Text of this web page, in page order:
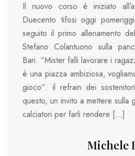
Il nuovo corso è iniziato
Duecento tifosi oggi
seguito il primo allenamento
Stefano Colantuono sulla
Bari. “Mister falli lavorare i
è una piazza ambiziosa,
gioco”: il refrain dei
questo, un invito a mettere sulla
calciatori per farli rendere […]
Michele